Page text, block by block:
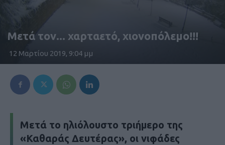
Μετά τον... χαρταετό, χιονοπόλεμο!!!
12 Μαρτίου 2019, 9:04 μμ
Μετά το ηλιόλουστο τριήμερο της
«Καθαράς Δευτέρας», οι νιφάδες